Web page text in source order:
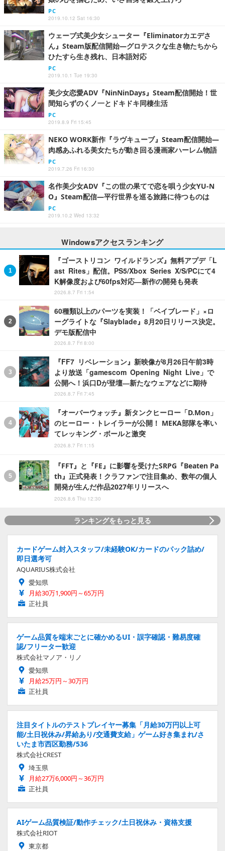
PC
2019.10.12 Sat 16:30
ウェーブ式美少女シューター『Eliminatorカエデさ
ん』Steam版配信開始―グロテスクな生き物たちから
ひたすら生き残れ、日本語対応
PC
2019.10.1 Tue 19:30
美少女恋愛ADV『NinNinDays』Steam配信開始！世
間知らずのくノ一とドキドキ同棲生活
PC
2019.8.9 Fri 15:45
NEKO WORK新作『ラヴキューブ』Steam配信開始―
肉感あふれる美女たちが動き回る漫画家ハーレム物語
PC
2019.7.26 Fri 16:30
名作美少女ADV『この世の果てで恋を唄う少女YU-N
O』Steam配信―平行世界を巡る旅路に待つものは
PC
2019.10.2 Wed 13:32
Windowsアクセスランキング
『ゴーストリコン ワイルドランズ』無料アプデ「L
ast Rites」配信。PS5/Xbox Series X/S/PCにて4
K解像度および60fps対応―新作の開発も発表
2026.8.7 Fri 1:54
60種類以上のパーツを実装！「ベイブレード」×ロ
ーグライトな『Slayblade』8月20日リリース決定。
デモ版配信中
2026.8.7 Fri 8:00
『FF7 リベレーション』新映像が8月26日午前3時
より放送「gamescom Opening Night Live」で
公開へ！浜口Dが登壇―新たなウェアなどに期待
2026.8.7 Fri 7:45
『オーバーウォッチ』新タンクヒーロー「D.Mon」
のヒーロー・トレイラーが公開！ MEKA部隊を率い
てレッキング・ボールと激突
2026.8.7 Fri 1:15
『FFT』と『FE』に影響を受けたSRPG『Beaten Pa
th』正式発表！クラファンで注目集め、数年の個人
開発が生んだ作品2027年リリースへ
2026.8.6 Thu 12:30
ランキングをもっと見る
カードゲーム封入スタッフ/未経験OK/カードのパック詰め/
即日選考可
AQUARIUS株式会社
愛知県
月給30万1,900円～65万円
正社員
ゲーム品質を端末ごとに確かめるUI・誤字確認・難易度確
認/フリーター歓迎
株式会社マノア・リノ
愛知県
月給25万円～30万円
正社員
注目タイトルのテストプレイヤー募集「月給30万円以上可
能/土日祝休み/昇給あり/交通費支給」ゲーム好き集まれ/さ
いたま市西区勤務/536
株式会社CREST
埼玉県
月給27万6,000円～36万円
正社員
AIゲーム品質検証/動作チェック/土日祝休み・資格支援
株式会社RIOT
東京都